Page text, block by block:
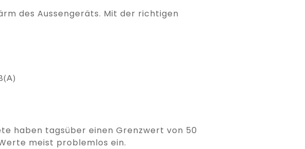
des Aussengeräts. Mit der richtigen
haben tagsüber einen Grenzwert von 50
meist problemlos ein.